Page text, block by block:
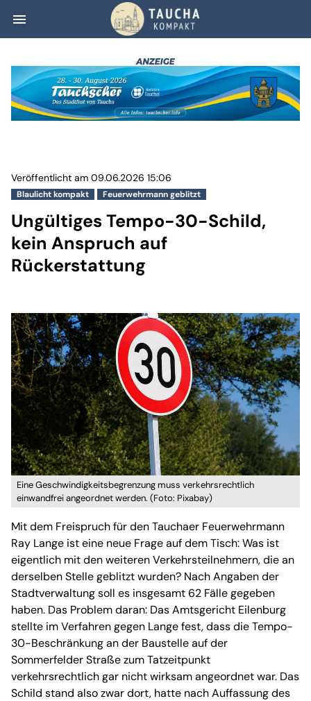
menu Ungültiges
Blaulicht kompakt Feuerwehrmann geblitzt
Veröffentlicht am 09.06.2026 15:06
Ungültiges Tempo-30-Schild,
kein Anspruch auf
Rückerstattung
Eine Geschwindigkeitsbegrenzung muss verkehrsrechtlich
einwandfrei angeordnet werden. (Foto: Pixabay)
Mit dem Freispruch für den Tauchaer Feuerwehrmann
Ray Lange ist eine neue Frage auf dem Tisch: Was ist
eigentlich mit den weiteren Verkehrsteilnehmern, die an
derselben Stelle geblitzt wurden? Nach Angaben der
Stadtverwaltung soll es insgesamt 62 Fälle gegeben
haben. Das Problem daran: Das Amtsgericht Eilenburg
stellte im Verfahren gegen Lange fest, dass die Tempo-
30-Beschränkung an der Baustelle auf der
Sommerfelder Straße zum Tatzeitpunkt
verkehrsrechtlich gar nicht wirksam angeordnet war. Das
Schild stand also zwar dort, hatte nach Auffassung des